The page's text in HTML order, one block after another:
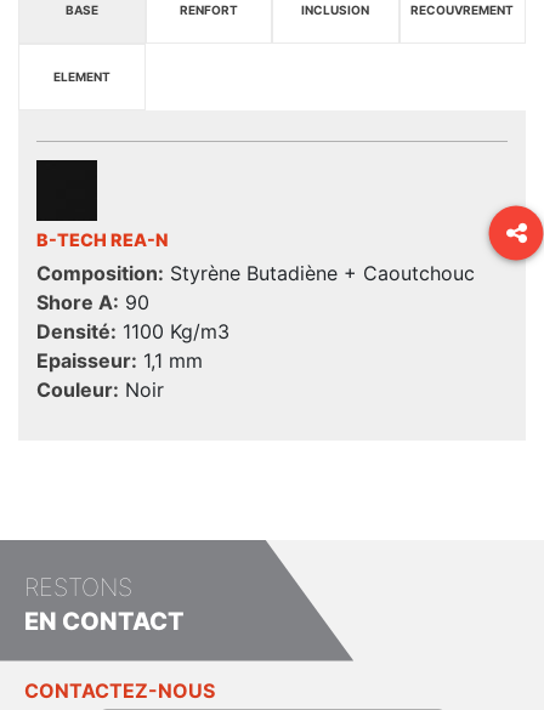
BASE RENFORT INCLUSION RECOUVREMENT
ELEMENT
B-TECH REA-N
Composition: Styrène Butadiène + Caoutchouc
Shore A: 90
Densité: 1100 Kg/m3
Epaisseur: 1,1 mm
Couleur: Noir
RESTONS
EN CONTACT
CONTACTEZ-NOUS